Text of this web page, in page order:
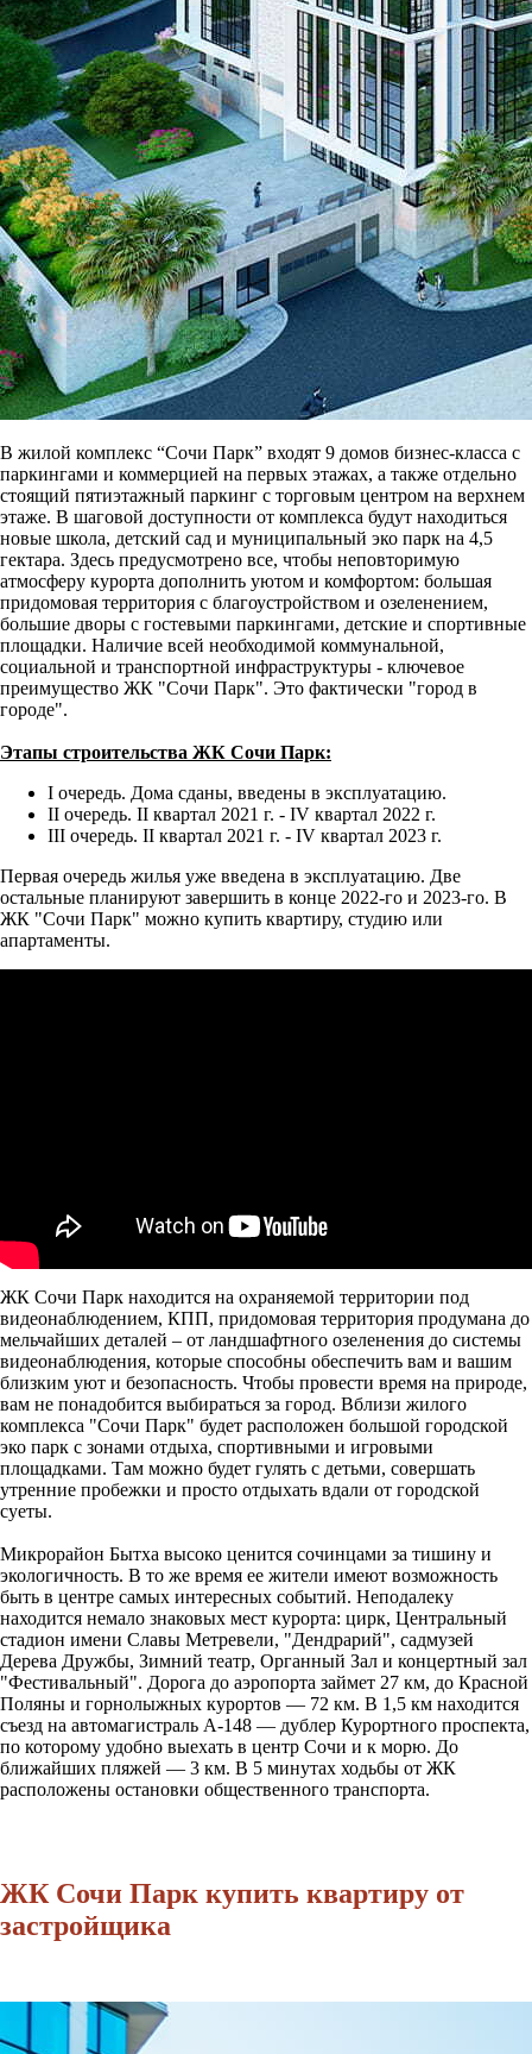
В жилой комплекс “Сочи Парк” входят 9 домов бизнес-класса с
паркингами и коммерцией на первых этажах, а также отдельно
стоящий пятиэтажный паркинг с торговым центром на верхнем
этаже. В шаговой доступности от комплекса будут находиться
новые школа, детский сад и муниципальный эко парк на 4,5
гектара. Здесь предусмотрено все, чтобы неповторимую
атмосферу курорта дополнить уютом и комфортом: большая
придомовая территория с благоустройством и озеленением,
большие дворы с гостевыми паркингами, детские и спортивные
площадки. Наличие всей необходимой коммунальной,
социальной и транспортной инфраструктуры - ключевое
преимущество ЖК "Сочи Парк". Это фактически "город в
городе".
Этапы строительства ЖК Сочи Парк:
I очередь. Дома сданы, введены в эксплуатацию.
II очередь. II квартал 2021 г. - IV квартал 2022 г.
III очередь. II квартал 2021 г. - IV квартал 2023 г.
Первая очередь жилья уже введена в эксплуатацию. Две
остальные планируют завершить в конце 2022-го и 2023-го. В
ЖК "Сочи Парк" можно купить квартиру, студию или
апартаменты.
ЖК Сочи Парк находится на охраняемой территории под
видеонаблюдением, КПП, придомовая территория продумана до
мельчайших деталей – от ландшафтного озеленения до системы
видеонаблюдения, которые способны обеспечить вам и вашим
близким уют и безопасность. Чтобы провести время на природе,
вам не понадобится выбираться за город. Вблизи жилого
комплекса "Сочи Парк" будет расположен большой городской
эко парк с зонами отдыха, спортивными и игровыми
площадками. Там можно будет гулять с детьми, совершать
утренние пробежки и просто отдыхать вдали от городской
суеты.
Микрорайон Бытха высоко ценится сочинцами за тишину и
экологичность. В то же время ее жители имеют возможность
быть в центре самых интересных событий. Неподалеку
находится немало знаковых мест курорта: цирк, Центральный
стадион имени Славы Метревели, "Дендрарий", садмузей
Дерева Дружбы, Зимний театр, Органный Зал и концертный зал
"Фестивальный". Дорога до аэропорта займет 27 км, до Красной
Поляны и горнолыжных курортов — 72 км. В 1,5 км находится
съезд на автомагистраль А-148 — дублер Курортного проспекта,
по которому удобно выехать в центр Сочи и к морю. До
ближайших пляжей — 3 км. В 5 минутах ходьбы от ЖК
расположены остановки общественного транспорта.
ЖК Сочи Парк купить квартиру от
застройщика